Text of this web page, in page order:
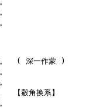
。  ( 深一作蒙 )
【觳角换系】